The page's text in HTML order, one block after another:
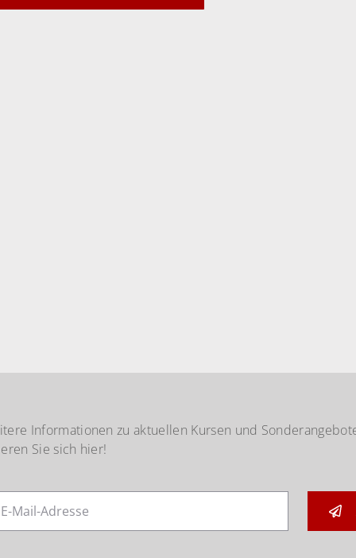
Informationen zu aktuellen Kursen und
Sie sich hier!